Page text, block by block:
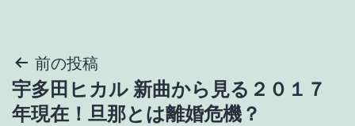
投
稿
前の投稿
宇多田ヒカル 新曲から見る２０１７
年現在！旦那とは離婚危機？